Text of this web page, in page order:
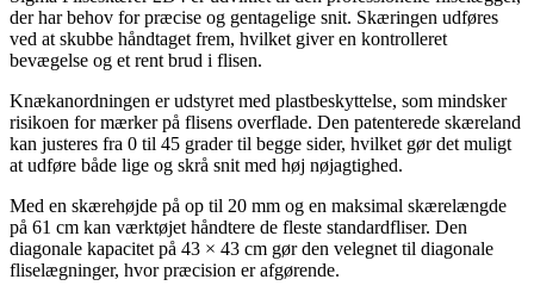
der har behov for præcise og gentagelige snit. Skæringen udføres
ved at skubbe håndtaget frem, hvilket giver en kontrolleret
bevægelse og et rent brud i flisen.
Knækanordningen er udstyret med plastbeskyttelse, som mindsker
risikoen for mærker på flisens overflade. Den patenterede skæreland
kan justeres fra 0 til 45 grader til begge sider, hvilket gør det muligt
at udføre både lige og skrå snit med høj nøjagtighed.
Med en skærehøjde på op til 20 mm og en maksimal skærelængde
på 61 cm kan værktøjet håndtere de fleste standardfliser. Den
diagonale kapacitet på 43 × 43 cm gør den velegnet til diagonale
fliselægninger, hvor præcision er afgørende.